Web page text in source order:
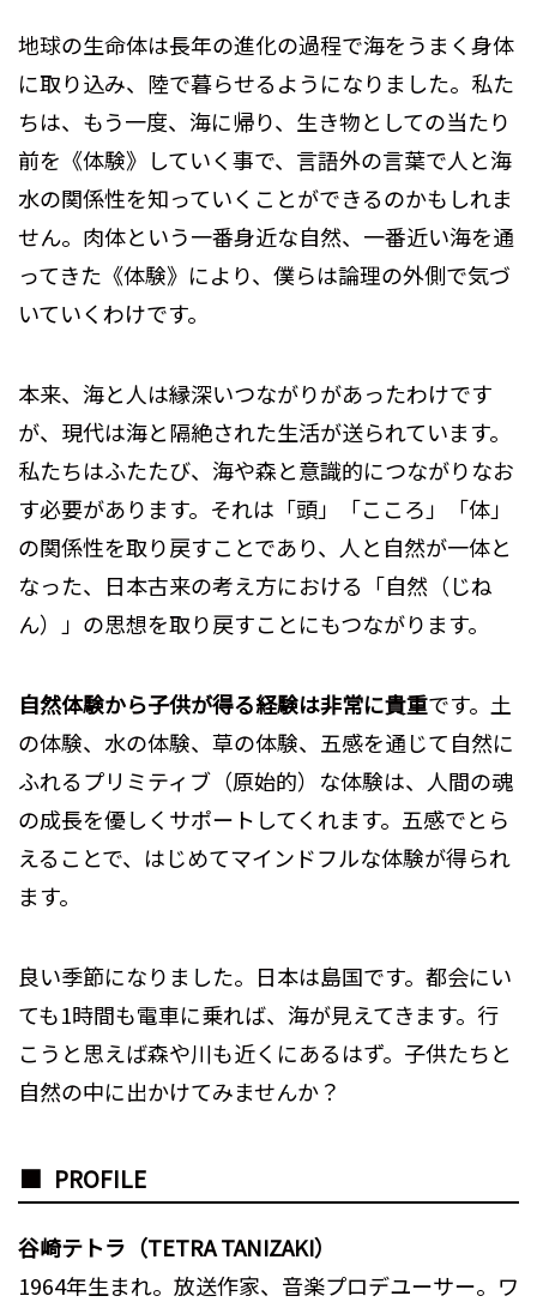
地球の生命体は長年の進化の過程で海をうまく身体
に取り込み、陸で暮らせるようになりました。私た
ちは、もう一度、海に帰り、生き物としての当たり
前を《体験》していく事で、言語外の言葉で人と海
水の関係性を知っていくことができるのかもしれま
せん。肉体という一番身近な自然、一番近い海を通
ってきた《体験》により、僕らは論理の外側で気づ
いていくわけです。
本来、海と人は縁深いつながりがあったわけです
が、現代は海と隔絶された生活が送られています。
私たちはふたたび、海や森と意識的につながりなお
す必要があります。それは「頭」「こころ」「体」
の関係性を取り戻すことであり、人と自然が一体と
なった、日本古来の考え方における「自然（じね
ん）」の思想を取り戻すことにもつながります。
自然体験から子供が得る経験は非常に貴重です。土
の体験、水の体験、草の体験、五感を通じて自然に
ふれるプリミティブ（原始的）な体験は、人間の魂
の成長を優しくサポートしてくれます。五感でとら
えることで、はじめてマインドフルな体験が得られ
ます。
良い季節になりました。日本は島国です。都会にい
ても1時間も電車に乗れば、海が見えてきます。行
こうと思えば森や川も近くにあるはず。子供たちと
自然の中に出かけてみませんか？
PROFILE
谷崎テトラ（TETRA TANIZAKI）
1964年生まれ。放送作家、音楽プロデユーサー。ワ